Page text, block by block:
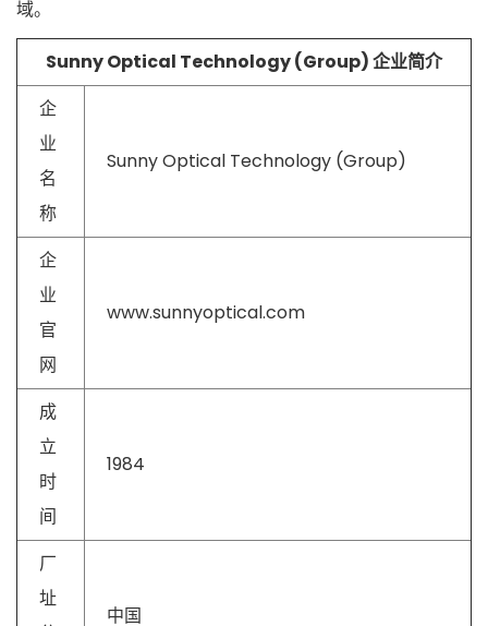
域。
Sunny Optical Technology (Group) 企业简介
企
业
名
称
Sunny Optical Technology (Group)
企
业
官
网
www.sunnyoptical.com
成
立
时
间
1984
厂
址
中国